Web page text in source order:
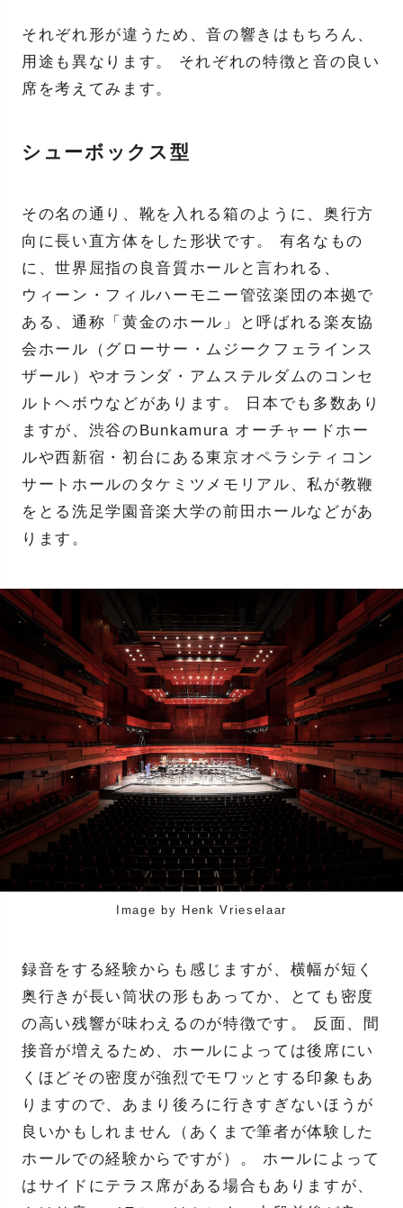
それぞれ形が違うため、音の響きはもちろん、
用途も異なります。 それぞれの特徴と音の良い
席を考えてみます。
シューボックス型
その名の通り、靴を入れる箱のように、奥行方
向に長い直方体をした形状です。 有名なもの
に、世界屈指の良音質ホールと言われる、
ウィーン・フィルハーモニー管弦楽団の本拠で
ある、通称「黄金のホール」と呼ばれる楽友協
会ホール（グローサー・ムジークフェラインス
ザール）やオランダ・アムステルダムのコンセ
ルトヘボウなどがあります。 日本でも多数あり
ますが、渋谷のBunkamura オーチャードホー
ルや西新宿・初台にある東京オペラシティコン
サートホールのタケミツメモリアル、私が教鞭
をとる洗足学園音楽大学の前田ホールなどがあ
ります。
Image by Henk Vrieselaar
録音をする経験からも感じますが、横幅が短く
奥行きが長い筒状の形もあってか、とても密度
の高い残響が味わえるのが特徴です。 反面、間
接音が増えるため、ホールによっては後席にい
くほどその密度が強烈でモワッとする印象もあ
りますので、あまり後ろに行きすぎないほうが
良いかもしれません（あくまで筆者が体験した
ホールでの経験からですが）。 ホールによって
はサイドにテラス席がある場合もありますが、